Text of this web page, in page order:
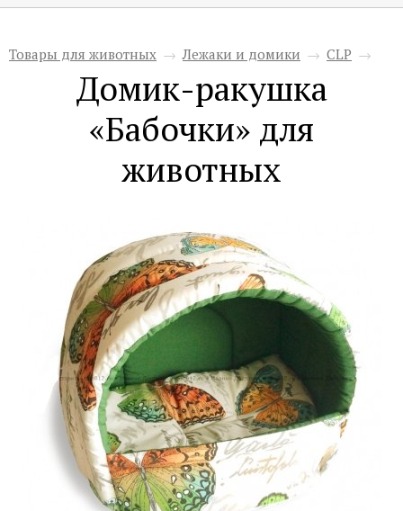
Товары для животных → Лежаки и домики → CLP →
Домик-ракушка
«Бабочки» для
животных